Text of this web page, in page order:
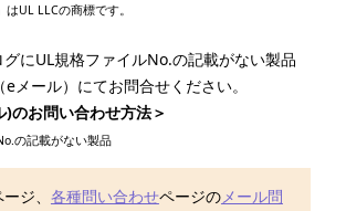
はUL LLCの商標です。
にUL規格ファイルNo.の記載がない製品
メール）にてお問合せください。
)のお問い合わせ方法＞
の記載がない製品
ジ、 各種問い合わせページのメール問